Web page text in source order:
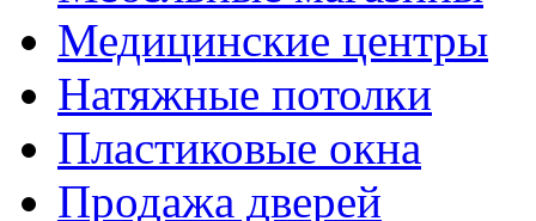
Медицинские центры
Натяжные потолки
Пластиковые окна
Продажа дверей